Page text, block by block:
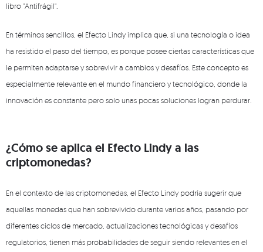
libro "Antifrágil".
En términos sencillos, el Efecto Lindy implica que, si una tecnología o idea
ha resistido el paso del tiempo, es porque posee ciertas características que
le permiten adaptarse y sobrevivir a cambios y desafíos. Este concepto es
especialmente relevante en el mundo financiero y tecnológico, donde la
innovación es constante pero solo unas pocas soluciones logran perdurar.
¿Cómo se aplica el Efecto Lindy a las
criptomonedas?
En el contexto de las criptomonedas, el Efecto Lindy podría sugerir que
aquellas monedas que han sobrevivido durante varios años, pasando por
diferentes ciclos de mercado, actualizaciones tecnológicas y desafíos
regulatorios, tienen más probabilidades de seguir siendo relevantes en el